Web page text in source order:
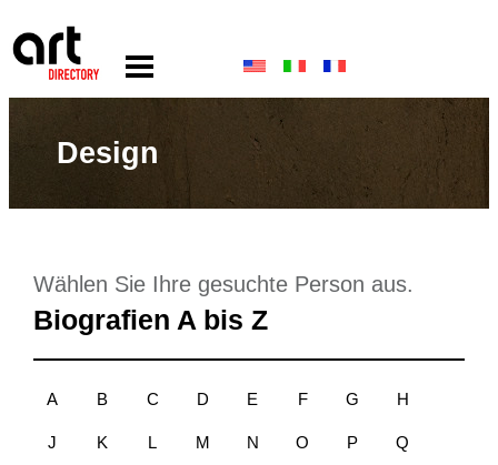
Design
Wählen Sie Ihre gesuchte Person aus.
Biografien A bis Z
A B C D E F G H
J K L M N O P Q